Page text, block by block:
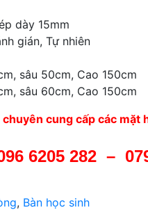
dày 15mm
gián, Tự nhiên
sâu 50cm, Cao 150cm
sâu 60cm, Cao 150cm
cung cấp các mặt
6205 282 –
, Bàn học sinh